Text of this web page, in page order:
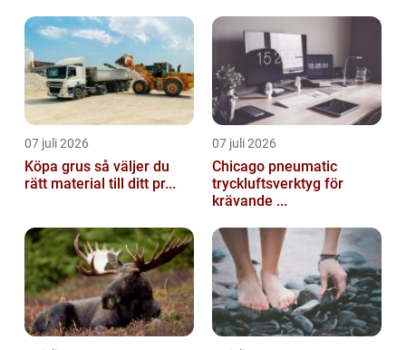
07 juli 2026
Köpa grus så väljer du
rätt material till ditt pr...
07 juli 2026
Chicago pneumatic
tryckluftsverktyg för
krävande ...